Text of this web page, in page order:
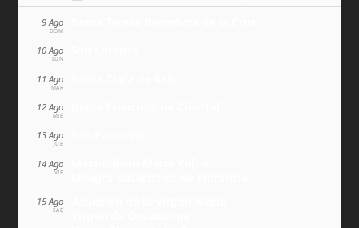
9 Ago
DOM
10 Ago
LUN
11 Ago
MAR
12 Ago
MIÉ
13 Ago
JUE
14 Ago
VIE
15 Ago
SÁB